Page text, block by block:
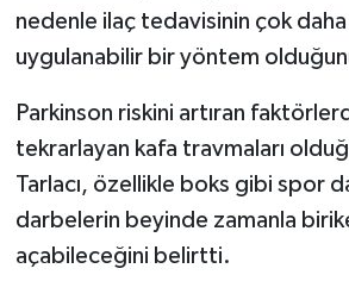
nedenle ilaç tedavisinin çok
uygulanabilir bir yöntem
Parkinson riskini artıran
tekrarlayan kafa travmaları
Tarlacı, özellikle boks gibi spor
darbelerin beyinde zamanla
açabileceğini belirtti.